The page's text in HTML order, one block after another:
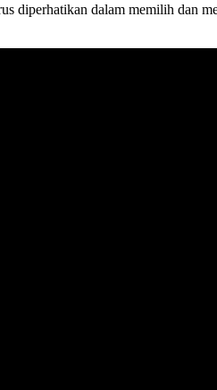
diperhatikan dalam memilih dan